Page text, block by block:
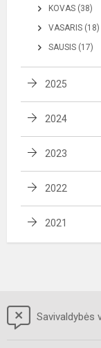
KOVAS (38)
VASARIS (18)
SAUSIS (17)
2025
2024
2023
2022
2021
Savivaldybės